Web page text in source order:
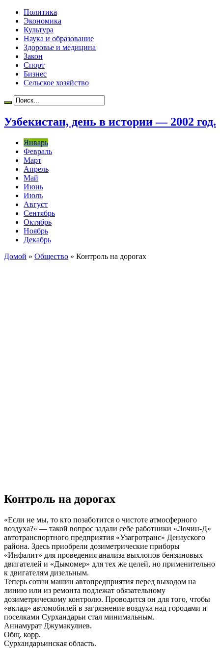
Политика
Экономика
Культура
Наука и образование
Здоровье и медицина
Закон
Спорт
Бизнес
Сельское хозяйство
Узбекистан, день в истории — 2002 год.
Январь
Февраль
Март
Апрель
Май
Июнь
Июль
Август
Сентябрь
Октябрь
Ноябрь
Декабрь
Домой » Общество » Контроль на дорогах
Контроль на дорогах
«Если не мы, то кто позаботится о чистоте атмосферного
воздуха?» — такой вопрос задали себе работники «Лочин-Д»
автотранспортного предприятия «Узагротранс» Денауского
района. Здесь приобрели дозиметрические приборы
«Инфалит» для проведения анализа выхлопов бензиновых
двигателей и «Дымомер» для тех же целей, но применительно
к двигателям дизельным.
Теперь сотни машин автопредприятия перед выходом на
линию или из ремонта подлежат обязательному
дозиметрическому контролю. Проводится он для того, чтобы
«вклад» автомобилей в загрязнение воздуха над городами и
поселками Сурхандарьи стал минимальным.
Аннамурат Джумакулиев.
Общ. корр.
Сурхандарьинская область.